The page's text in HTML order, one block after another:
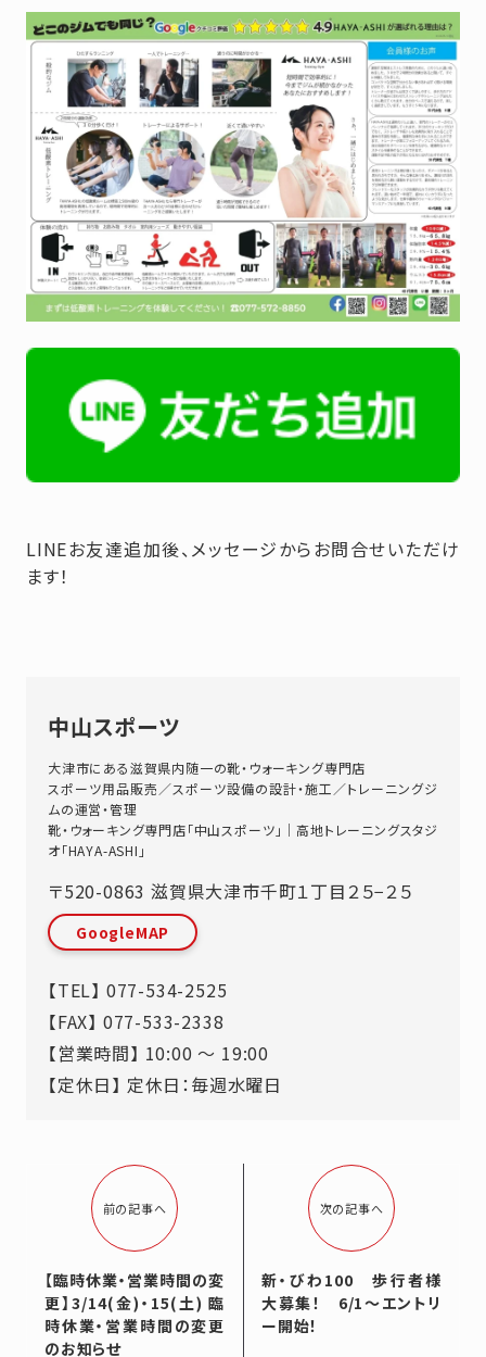
LINEお友達追加後、メッセージからお問合せいただけ
ます！
中山スポーツ
大津市にある滋賀県内随一の靴・ウォーキング専門店
スポーツ用品販売／スポーツ設備の設計・施工／トレーニングジ
ムの運営・管理
靴・ウォーキング専門店「中山スポーツ」｜高地トレーニングスタジ
オ「HAYA-ASHI」
〒520-0863 滋賀県大津市千町１丁目２５−２５
GoogleMAP
【TEL】 077-534-2525
【FAX】 077-533-2338
【営業時間】 10:00 ～ 19:00
【定休日】 定休日：毎週水曜日
前の記事へ
【臨時休業・営業時間の変
更】3/14(金)・15(土) 臨
時休業・営業時間の変更
のお知らせ
次の記事へ
新・びわ100 歩行者様
大募集！ 6/1～エントリ
ー開始！